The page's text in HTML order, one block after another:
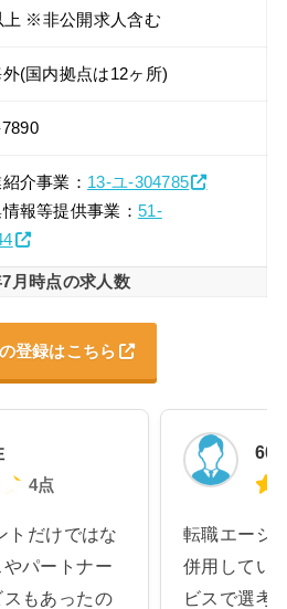
上 ※非公開求人含む
(国内拠点は12ヶ所)
介事業： 13-ユ-304785
報等提供事業： 51-
月時点の求人数
登録はこちら
4点
トだけではな
パートナー
もあったの
60
転職エージ
併用してい
ビスで選考